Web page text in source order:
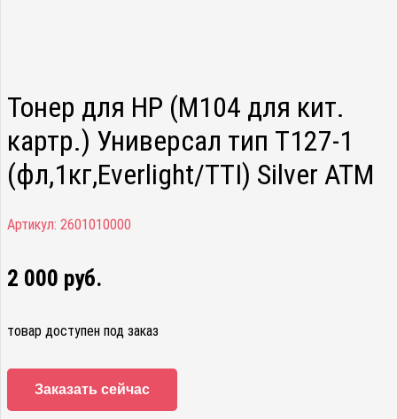
Тонер для HP (M104 для кит.
картр.) Универсал тип T127-1
(фл,1кг,Everlight/TTI) Silver ATM
Артикул: 2601010000
2 000 руб.
товар доступен под заказ
Заказать сейчас